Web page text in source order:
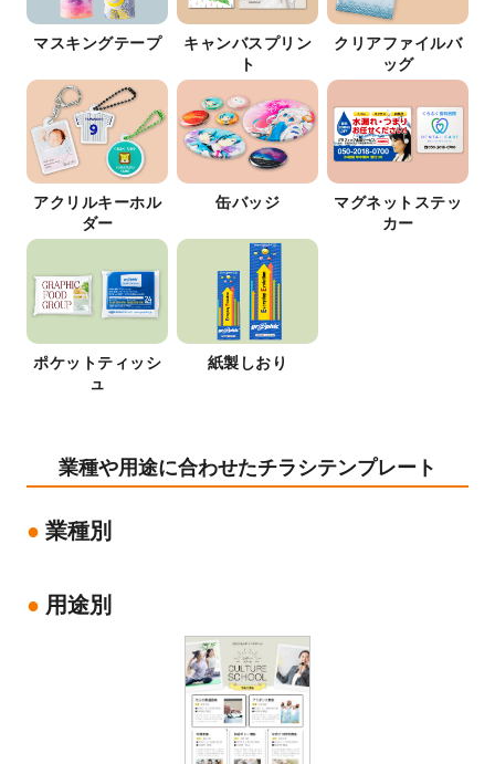
マスキングテープ
キャンバスプリン
ト
クリアファイルバ
ッグ
アクリルキーホル
ダー
缶バッジ
マグネットステッ
カー
ポケットティッシ
ュ
紙製しおり
業種や用途に合わせたチラシテンプレート
業種別
用途別